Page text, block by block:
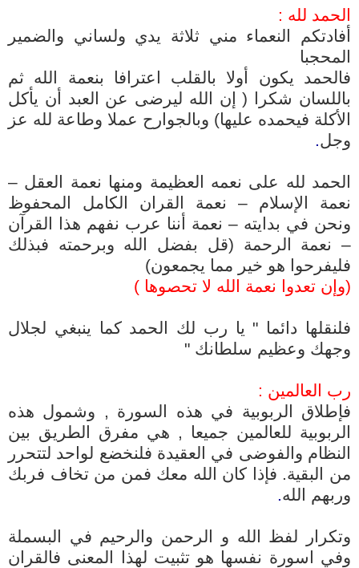
الحمد لله :
أفادتكم النعماء مني ثلاثة يدي ولساني والضمير
المحجبا
فالحمد يكون أولا بالقلب اعترافا بنعمة الله ثم
باللسان شكرا ( إن الله ليرضى عن العبد أن يأكل
الأكلة فيحمده عليها) وبالجوارح عملا وطاعة لله عز
وجل.
الحمد لله على نعمه العظيمة ومنها نعمة العقل –
نعمة الإسلام – نعمة القران الكامل المحفوظ
ونحن في بدايته – نعمة أننا عرب نفهم هذا القرآن
– نعمة الرحمة (قل بفضل الله وبرحمته فبذلك
فليفرحوا هو خير مما يجمعون)
(وإن تعدوا نعمة الله لا تحصوها )
فلنقلها دائما " يا رب لك الحمد كما ينبغي لجلال
وجهك وعظيم سلطانك "
رب العالمين :
فإطلاق الربوبية في هذه السورة , وشمول هذه
الربوبية للعالمين جميعا , هي مفرق الطريق بين
النظام والفوضى في العقيدة فلنخضع لواحد لتتحرر
من البقية. فإذا كان الله معك فمن من تخاف فربك
وربهم الله.
وتكرار لفظ الله و الرحمن والرحيم في البسملة
وفي اسورة نفسها هو تثبيت لهذا المعنى فالقران